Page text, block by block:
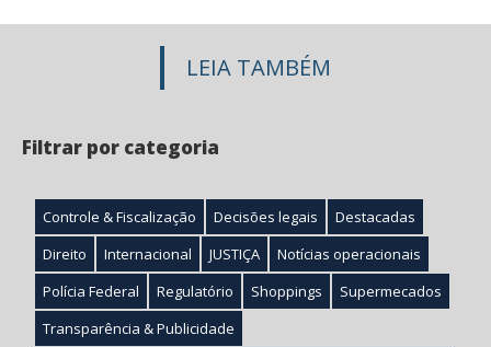
LEIA TAMBÉM
Filtrar por categoria
Controle & Fiscalização Decisões legais
Destacadas
Direito
Internacional JUSTIÇA
Notícias operacionais
Polícia Federal
Regulatório Shoppings
Supermecados
Transparência & Publicidade